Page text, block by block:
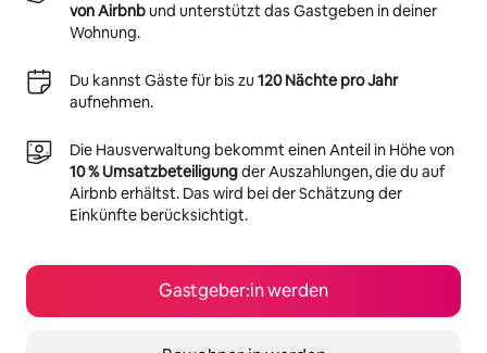
von Airbnbund unterstützt das Gastgeben in deiner
Wohnung.
Du kannst Gäste für bis zu 120 Nächte pro Jahr
aufnehmen.
Die Hausverwaltung bekommt einen Anteil in Höhe von
10 % Umsatzbeteiligungder Auszahlungen, die du auf
Airbnb erhältst. Das wird bei der Schätzung der
Einkünfte berücksichtigt.
Gastgeber:in werden